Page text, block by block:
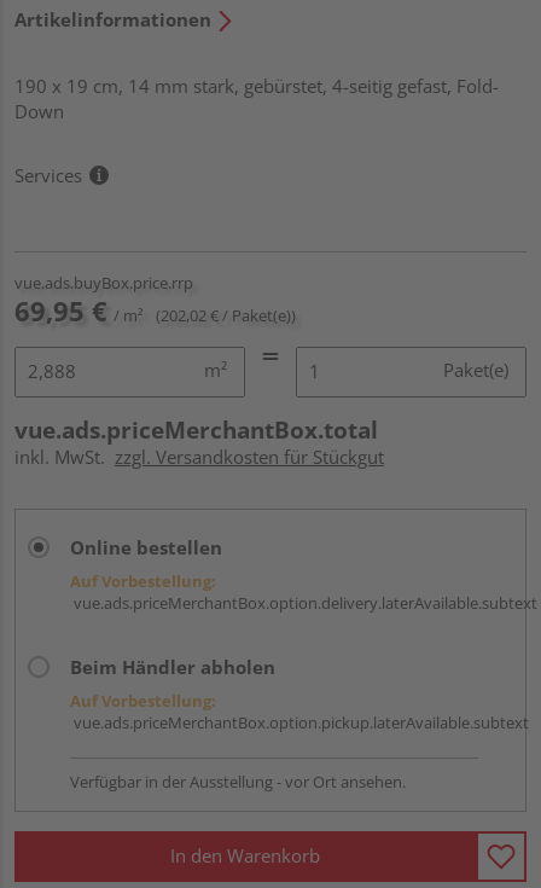
Artikelinformationen
190 x 19 cm, 14 mm stark, gebürstet, 4-seitig gefast, Fold-
Down
Services
vue.ads.buyBox.price.rrp
69,95 € / m² (202,02 € / Paket(e))
m² Paket(e)
vue.ads.priceMerchantBox.total
inkl. MwSt. zzgl. Versandkosten für Stückgut
Online bestellen
Auf Vorbestellung:
vue.ads.priceMerchantBox.option.delivery.laterAvailable.subtext
Beim Händler abholen
Auf Vorbestellung:
vue.ads.priceMerchantBox.option.pickup.laterAvailable.subtext
Verfügbar in der Ausstellung - vor Ort ansehen.
In den Warenkorb